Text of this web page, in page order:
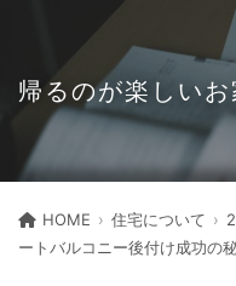
帰るのが楽しいお
HOME 住宅について
ートバルコニー後付け成功の